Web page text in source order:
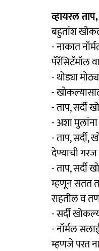
व्हायरल
बहुतांश
- नाकात
पॅरॅसिटॅमॉल
- थोड्या
-
- ताप, सर्दी
- अशा
- ताप,
देण्याची
- ताप,
म्हणून सतत
राहतील व
- सर्दी
- नॉर्मल
म्हणजे परत